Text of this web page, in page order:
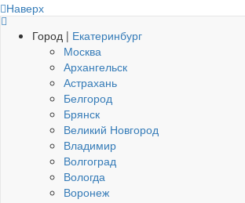
Наверх
Город | Екатеринбург
Москва
Архангельск
Астрахань
Белгород
Брянск
Великий Новгород
Владимир
Волгоград
Вологда
Воронеж